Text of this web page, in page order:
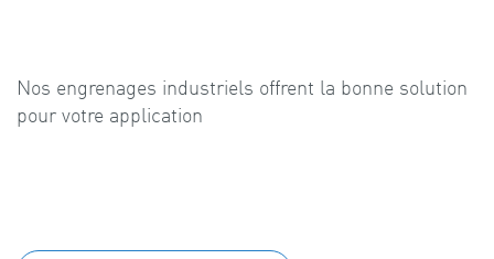
Nos engrenages industriels offrent la bonne solution
pour votre application